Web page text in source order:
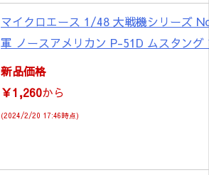
マイクロエース 1/48 大戦機シリーズ
軍 ノースアメリカン P-51D ムスタング
新品価格
￥1,260から
(2024/2/20 17:46時点)